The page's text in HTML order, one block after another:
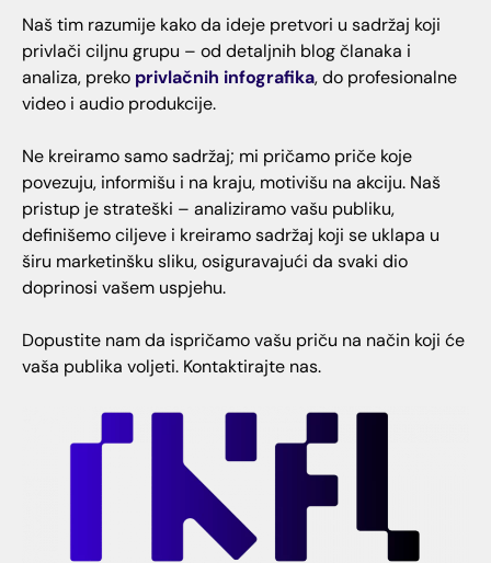
Naš tim razumije kako da ideje pretvori u sadržaj koji
privlači ciljnu grupu – od detaljnih blog članaka i
analiza, preko privlačnih infografika, do profesionalne
video i audio produkcije.
Ne kreiramo samo sadržaj; mi pričamo priče koje
povezuju, informišu i na kraju, motivišu na akciju. Naš
pristup je strateški – analiziramo vašu publiku,
definišemo ciljeve i kreiramo sadržaj koji se uklapa u
širu marketinšku sliku, osiguravajući da svaki dio
doprinosi vašem uspjehu.
Dopustite nam da ispričamo vašu priču na način koji će
vaša publika voljeti. Kontaktirajte nas.